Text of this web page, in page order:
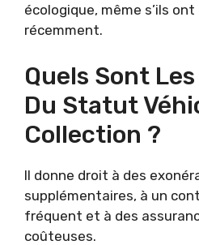
écologique, même s’ils
récemment.
Quels Sont
Du Statut
Collection ?
Il donne droit à des
supplémentaires, à un
fréquent et à des
coûteuses.